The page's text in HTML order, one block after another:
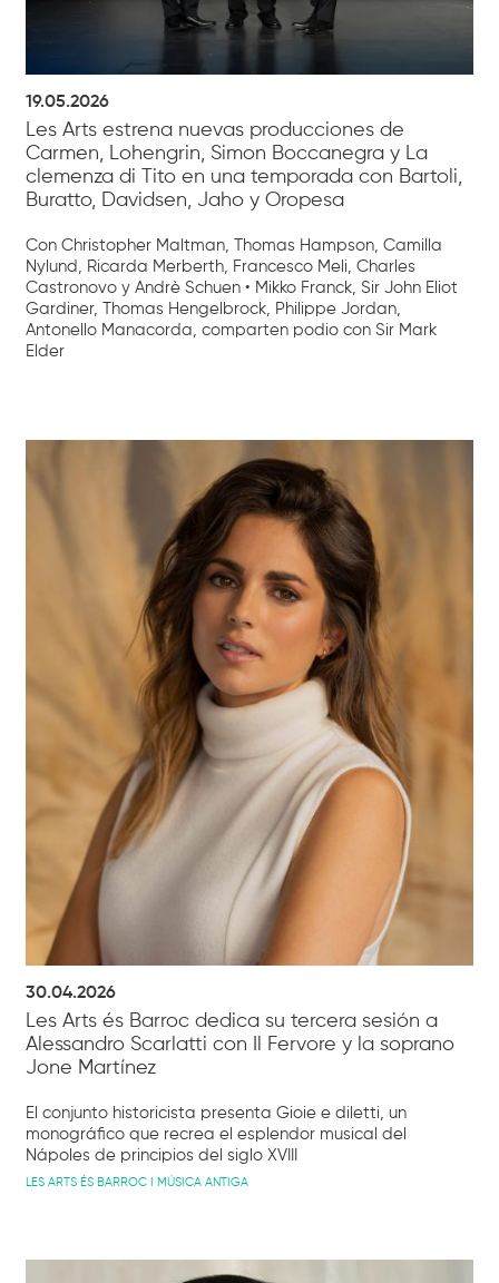
19.05.2026
Les Arts estrena nuevas producciones de
Carmen, Lohengrin, Simon Boccanegra y La
clemenza di Tito en una temporada con Bartoli,
Buratto, Davidsen, Jaho y Oropesa
Con Christopher Maltman, Thomas Hampson, Camilla
Nylund, Ricarda Merberth, Francesco Meli, Charles
Castronovo y Andrè Schuen • Mikko Franck, Sir John Eliot
Gardiner, Thomas Hengelbrock, Philippe Jordan,
Antonello Manacorda, comparten podio con Sir Mark
Elder
30.04.2026
Les Arts és Barroc dedica su tercera sesión a
Alessandro Scarlatti con Il Fervore y la soprano
Jone Martínez
El conjunto historicista presenta Gioie e diletti, un
monográfico que recrea el esplendor musical del
Nápoles de principios del siglo XVIII
LES ARTS ÉS BARROC I MÚSICA ANTIGA